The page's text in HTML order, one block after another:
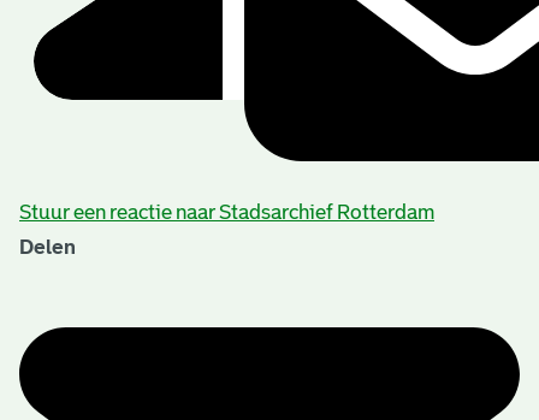
Stuur een reactie naar Stadsarchief Rotterdam
Delen